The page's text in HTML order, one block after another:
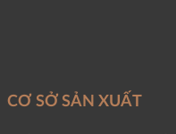
CƠ SỞ SẢN XUẤT